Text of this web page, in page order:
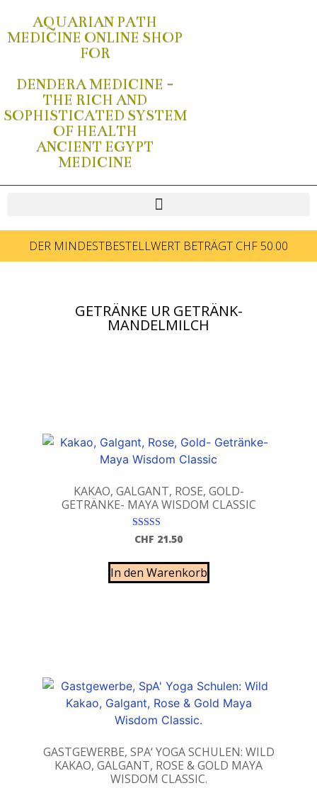
AQUARIAN PATH
MEDICINE ONLINE SHOP
FOR
DENDERA MEDICINE -
THE RICH AND
SOPHISTICATED SYSTEM
OF HEALTH
ANCIENT EGYPT
MEDICINE
DER MINDESTBESTELLWERT BETRÄGT CHF 50.00
GETRÄNKE UR GETRÄNK-
MANDELMILCH
KAKAO, GALGANT, ROSE, GOLD-
GETRÄNKE- MAYA WISDOM CLASSIC
Bewertet mit
5.00
CHF 21.50
In den Warenkorb
GASTGEWERBE, SPA‘ YOGA SCHULEN: WILD
KAKAO, GALGANT, ROSE & GOLD MAYA
WISDOM CLASSIC.